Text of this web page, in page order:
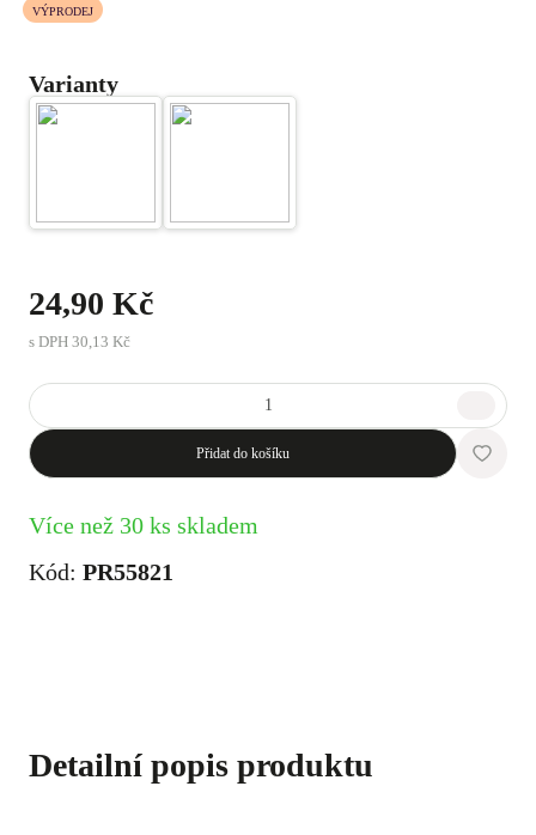
VÝPRODEJ
Varianty
24,90 Kč
s DPH 30,13 Kč
Přidat do košíku
Více než 30 ks skladem
Kód: PR55821
Detailní popis produktu